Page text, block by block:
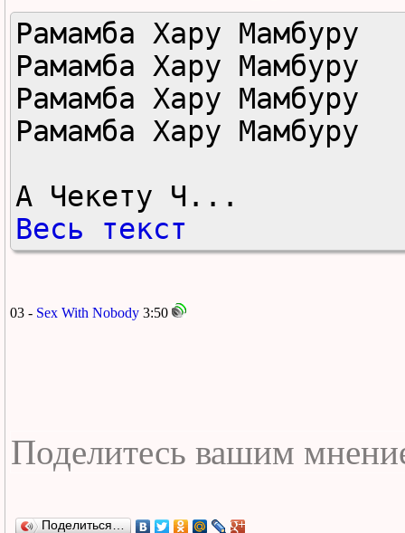
Рамамба Хару Мамбуру
Рамамба Хару Мамбуру
Рамамба Хару Мамбуру
Рамамба Хару Мамбуру
А Чекету Ч...
Весь текст
03 - Sex With Nobody 3:50
Поделиться…